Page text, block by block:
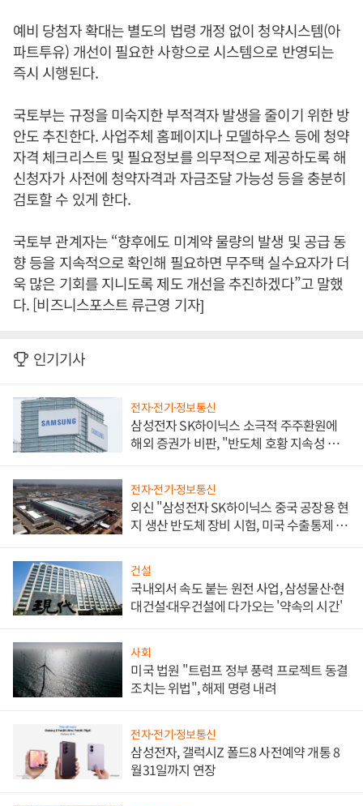
예비 당첨자 확대는 별도의 법령 개정 없이 청약시스템(아
파트투유) 개선이 필요한 사항으로 시스템으로 반영되는
즉시 시행된다.
국토부는 규정을 미숙지한 부적격자 발생을 줄이기 위한 방
안도 추진한다. 사업주체 홈페이지나 모델하우스 등에 청약
자격 체크리스트 및 필요정보를 의무적으로 제공하도록 해
신청자가 사전에 청약자격과 자금조달 가능성 등을 충분히
검토할 수 있게 한다.
국토부 관계자는 “향후에도 미계약 물량의 발생 및 공급 동
향 등을 지속적으로 확인해 필요하면 무주택 실수요자가 더
욱 많은 기회를 지니도록 제도 개선을 추진하겠다”고 말했
다. [비즈니스포스트 류근영 기자]
인기기사
전자·전기·정보통신
삼성전자 SK하이닉스 소극적 주주환원에
해외 증권가 비판, "반도체 호황 지속성 의
전자·전기·정보통신
외신 "삼성전자 SK하이닉스 중국 공장용 현
지 생산 반도체 장비 시험, 미국 수출통제 대
건설
국내외서 속도 붙는 원전 사업, 삼성물산·현
대건설·대우건설에 다가오는 '약속의 시간'
사회
미국 법원 "트럼프 정부 풍력 프로젝트 동결
조치는 위법", 해제 명령 내려
전자·전기·정보통신
삼성전자, 갤럭시Z 폴드8 사전예약 개통 8
월31일까지 연장